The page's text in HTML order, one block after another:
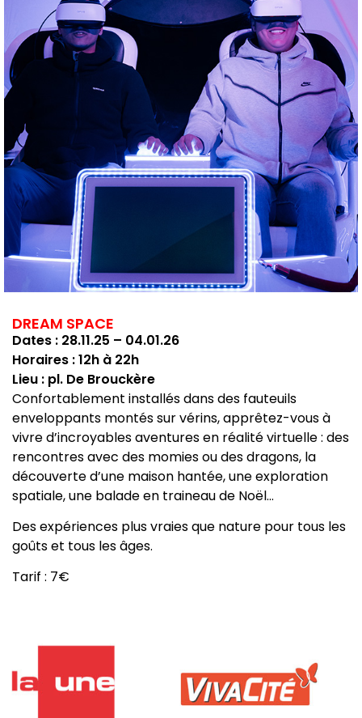
DREAM SPACE
Dates : 28.11.25 – 04.01.26
Horaires : 12h à 22h
Lieu : pl. De Brouckère
Confortablement installés dans des fauteuils
enveloppants montés sur vérins, apprêtez-vous à
vivre d’incroyables aventures en réalité virtuelle : des
rencontres avec des momies ou des dragons, la
découverte d’une maison hantée, une exploration
spatiale, une balade en traineau de Noël…
Des expériences plus vraies que nature pour tous les
goûts et tous les âges.
Tarif : 7€